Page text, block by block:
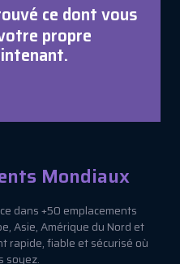
ce dont vous
propre
Mondiaux
dans +50 emplacements
Asie, Amérique du Nord et
rapide, fiable et sécurisé où
soyez.